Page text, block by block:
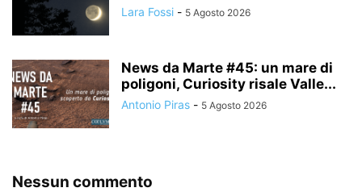
Lara Fossi - 5 Agosto 2026
News da Marte #45: un mare di
poligoni, Curiosity risale Valle...
Antonio Piras - 5 Agosto 2026
Nessun commento